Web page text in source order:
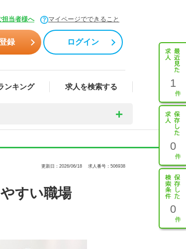
担当者様へ マイページでできること
録 ログイン
ンキング 求人を検索する 1
0
0
更新日：2026/06/18 求人番号：506938
すい職場